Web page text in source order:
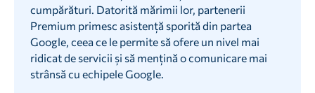
cumpărături. Datorită mărimii lor, partenerii
Premium primesc asistență sporită din partea
Google, ceea ce le permite să ofere un nivel mai
ridicat de servicii și să mențină o comunicare mai
strânsă cu echipele Google.